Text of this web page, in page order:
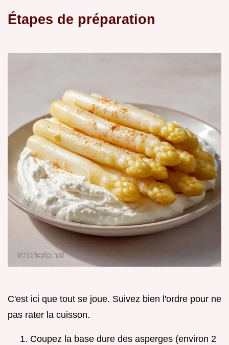
Étapes de préparation
C'est ici que tout se joue. Suivez bien l'ordre pour ne
pas rater la cuisson.
Coupez la base dure des asperges (environ 2